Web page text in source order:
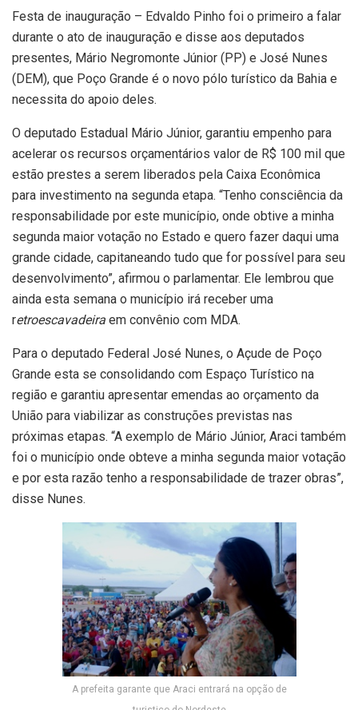
Festa de inauguração – Edvaldo Pinho foi o primeiro a falar
durante o ato de inauguração e disse aos deputados
presentes, Mário Negromonte Júnior (PP) e José Nunes
(DEM), que Poço Grande é o novo pólo turístico da Bahia e
necessita do apoio deles.
O deputado Estadual Mário Júnior, garantiu empenho para
acelerar os recursos orçamentários valor de R$ 100 mil que
estão prestes a serem liberados pela Caixa Econômica
para investimento na segunda etapa. “Tenho consciência da
responsabilidade por este município, onde obtive a minha
segunda maior votação no Estado e quero fazer daqui uma
grande cidade, capitaneando tudo que for possível para seu
desenvolvimento”, afirmou o parlamentar. Ele lembrou que
ainda esta semana o município irá receber uma
retroescavadeira em convênio com MDA.
Para o deputado Federal José Nunes, o Açude de Poço
Grande esta se consolidando com Espaço Turístico na
região e garantiu apresentar emendas ao orçamento da
União para viabilizar as construções previstas nas
próximas etapas. “A exemplo de Mário Júnior, Araci também
foi o município onde obteve a minha segunda maior votação
e por esta razão tenho a responsabilidade de trazer obras”,
disse Nunes.
A prefeita garante que Araci entrará na opção de